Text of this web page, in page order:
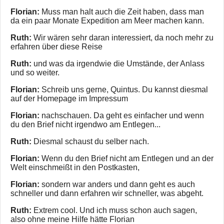
Florian: Muss man halt auch die Zeit haben, dass man
da ein paar Monate Expedition am Meer machen kann.
Ruth: Wir wären sehr daran interessiert, da noch mehr zu
erfahren über diese Reise
Ruth: und was da irgendwie die Umstände, der Anlass
und so weiter.
Florian: Schreib uns gerne, Quintus. Du kannst diesmal
auf der Homepage im Impressum
Florian: nachschauen. Da geht es einfacher und wenn
du den Brief nicht irgendwo am Entlegen...
Ruth: Diesmal schaust du selber nach.
Florian: Wenn du den Brief nicht am Entlegen und an der
Welt einschmeißt in den Postkasten,
Florian: sondern war anders und dann geht es auch
schneller und dann erfahren wir schneller, was abgeht.
Ruth: Extrem cool. Und ich muss schon auch sagen,
also ohne meine Hilfe hätte Florian